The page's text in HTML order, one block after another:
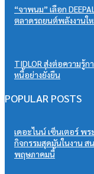
“จาพนม” เลือก
ตลาดรถยนต์พลังงานใ
TIDLOR ส่งต่อความรู้
หนี้อย่างยั่งยืน
POPULAR POSTS
เดอะไนน์ เซ็นเตอร์ พร
กิจกรรมสุดมันในงาน ส
พฤษภาคมนี้